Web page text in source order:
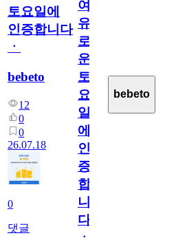
토요일에
인증합니다
ㆍ
bebeto
12
0
0
26.07.18
0
댓글
여
유
로
운
토
요
일
에
인
증
합
니
다
bebeto